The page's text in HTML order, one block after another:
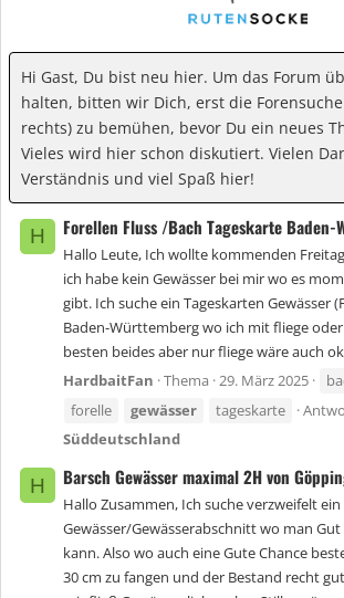
Hi Gast, Du bist neu hier. Um das Forum
halten, bitten wir Dich, erst die
rechts) zu bemühen, bevor Du ein neues
Vieles wird hier schon diskutiert. Vielen
Verständnis und viel Spaß hier!
H Forellen Fluss /Bach Tageskarte Baden-
Hallo Leute, Ich wollte kommenden
ich habe kein Gewässer bei mir wo es
gibt. Ich suche ein Tageskarten Gewässer
Baden-Württemberg wo ich mit fliege
besten beides aber nur fliege wäre auch
HardbaitFan Thema 29. März 2025
forelle
gewässer tageskarte
Süddeutschland
H Barsch Gewässer maximal 2H von
Hallo Zusammen, Ich suche verzweifelt ein
Gewässer/Gewässerabschnitt wo man
kann. Also wo auch eine Gute Chance
30 cm zu fangen und der Bestand recht